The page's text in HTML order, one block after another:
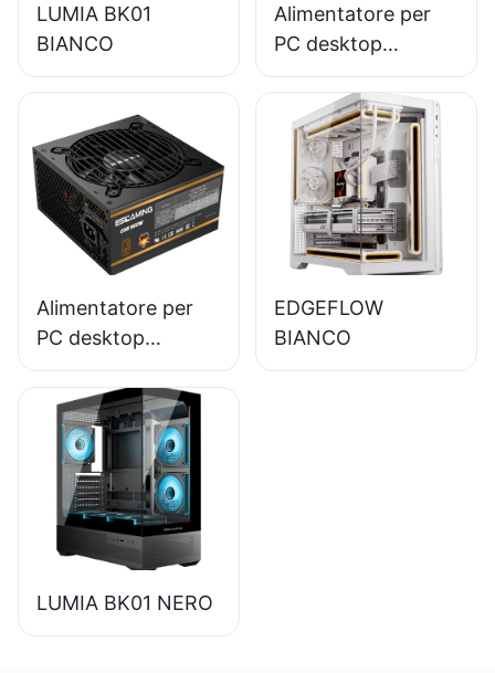
LUMIA BK01
BIANCO
Alimentatore per
PC desktop
ESGAMING da 650
W di alta qualità
con efficienza
dell'85%, modulo
completo e
certificazione 80+
Bronze (ESB650W)
Alimentatore per
PC desktop
ESGAMING da 550
W di alta qualità
con efficienza
dell'85% e
certificazione 80+
Bronze (ESB550W)
EDGEFLOW
BIANCO
LUMIA BK01 NERO